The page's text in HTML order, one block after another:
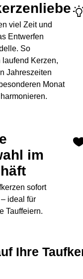
viel Zeit und
Entwerfen
So
laufend Kerzen,
Jahreszeiten
Monat
im
sofort
ideal für
Tauffeiern.
Ihre